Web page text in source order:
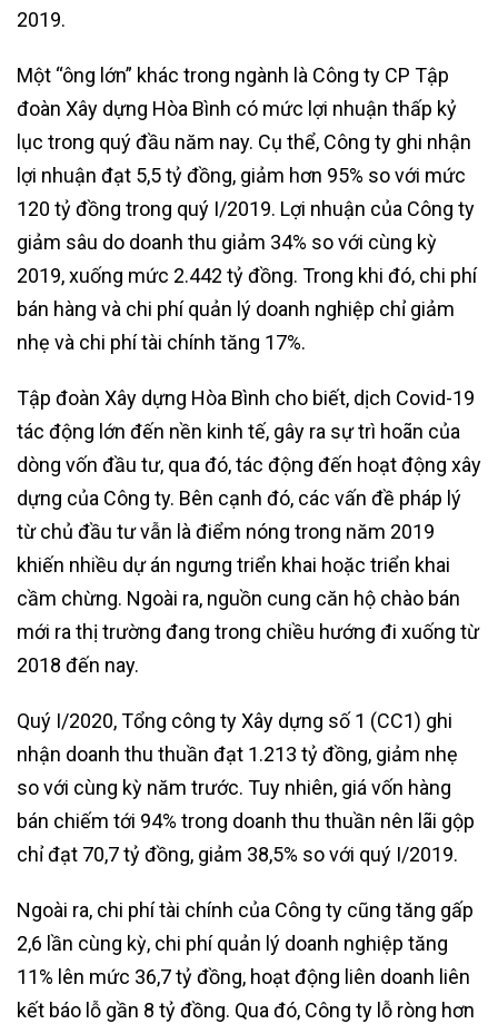
2019.
Một “ông lớn” khác trong ngành là Công ty CP Tập
đoàn Xây dựng Hòa Bình có mức lợi nhuận thấp kỷ
lục trong quý đầu năm nay. Cụ thể, Công ty ghi nhận
lợi nhuận đạt 5,5 tỷ đồng, giảm hơn 95% so với mức
120 tỷ đồng trong quý I/2019. Lợi nhuận của Công ty
giảm sâu do doanh thu giảm 34% so với cùng kỳ
2019, xuống mức 2.442 tỷ đồng. Trong khi đó, chi phí
bán hàng và chi phí quản lý doanh nghiệp chỉ giảm
nhẹ và chi phí tài chính tăng 17%.
Tập đoàn Xây dựng Hòa Bình cho biết, dịch Covid-19
tác động lớn đến nền kinh tế, gây ra sự trì hoãn của
dòng vốn đầu tư, qua đó, tác động đến hoạt động xây
dựng của Công ty. Bên cạnh đó, các vấn đề pháp lý
từ chủ đầu tư vẫn là điểm nóng trong năm 2019
khiến nhiều dự án ngưng triển khai hoặc triển khai
cầm chừng. Ngoài ra, nguồn cung căn hộ chào bán
mới ra thị trường đang trong chiều hướng đi xuống từ
2018 đến nay.
Quý I/2020, Tổng công ty Xây dựng số 1 (CC1) ghi
nhận doanh thu thuần đạt 1.213 tỷ đồng, giảm nhẹ
so với cùng kỳ năm trước. Tuy nhiên, giá vốn hàng
bán chiếm tới 94% trong doanh thu thuần nên lãi gộp
chỉ đạt 70,7 tỷ đồng, giảm 38,5% so với quý I/2019.
Ngoài ra, chi phí tài chính của Công ty cũng tăng gấp
2,6 lần cùng kỳ, chi phí quản lý doanh nghiệp tăng
11% lên mức 36,7 tỷ đồng, hoạt động liên doanh liên
kết báo lỗ gần 8 tỷ đồng. Qua đó, Công ty lỗ ròng hơn